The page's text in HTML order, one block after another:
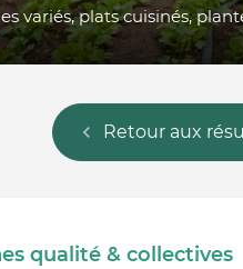
variés, plats cuisinés,
Retour aux
qualité & collectives